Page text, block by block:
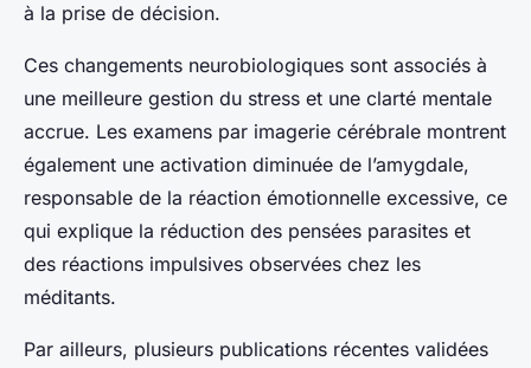
à la prise de décision.
Ces changements neurobiologiques sont associés à
une meilleure gestion du stress et une clarté mentale
accrue. Les examens par imagerie cérébrale montrent
également une activation diminuée de l’amygdale,
responsable de la réaction émotionnelle excessive, ce
qui explique la réduction des pensées parasites et
des réactions impulsives observées chez les
méditants.
Par ailleurs, plusieurs publications récentes validées